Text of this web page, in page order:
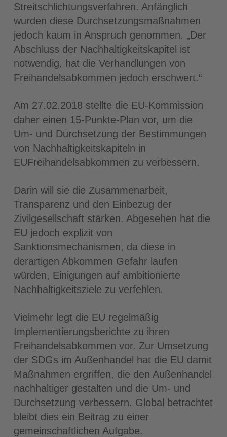
Streitschlichtungsverfahren. Anfänglich
wurden diese Durchsetzungsmaßnahmen
jedoch kaum in Anspruch genommen. „Der
Abschluss der Nachhaltigkeitskapitel ist
notwendig, hat die Verhandlungen von
Freihandelsabkommen jedoch erschwert.“
Am 27.02.2018 stellte die EU-Kommission
daher einen 15-Punkte-Plan vor, um die
Um- und Durchsetzung der Bestimmungen
von Nachhaltigkeitskapiteln in
EUFreihandelsabkommen zu verbessern.
Darin will sie die Zusammenarbeit,
Transparenz und den Einbezug der
Zivilgesellschaft stärken. Abgesehen hat die
EU jedoch explizit von
Sanktionsmechanismen, da diese in
derartigen Abkommen Gefahr laufen
würden, Einigungen auf ambitionierte
Nachhaltigkeitsziele zu verfehlen.
Vielmehr legt die EU regelmäßig
Implementierungsberichte zu ihren
Freihandelsabkommen vor. Zur Umsetzung
der SDGs im Außenhandel hat die EU damit
Maßnahmen ergriffen, die den Außenhandel
nachhaltiger gestalten und die Um- und
Durchsetzung verbessern. Global betrachtet
bleibt dies ein Beitrag zu einer
gemeinschaftlichen Aufgabe.